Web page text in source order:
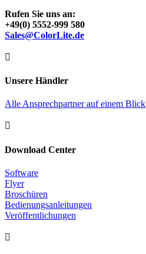
Rufen Sie uns an:
+49(0) 5552-999 580
Sales@ColorLite.de

Unsere Händler
Alle Ansprechpartner auf einem Blick

Download Center
Software
Flyer
Broschüren
Bedienungsanleitungen
Veröffentlichungen
